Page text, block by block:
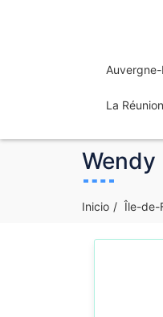
La Réunion
Wendy
Inicio Île-de-